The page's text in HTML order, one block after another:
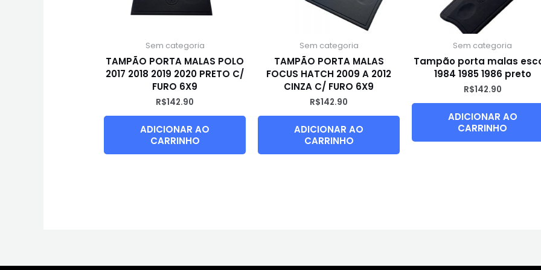
Sem categoria
TAMPÃO PORTA MALAS POLO
2017 2018 2019 2020 PRETO C/
FURO 6X9
R$142.90
ADICIONAR AO
CARRINHO
Sem categoria
TAMPÃO PORTA MALAS
FOCUS HATCH 2009 A 2012
CINZA C/ FURO 6X9
R$142.90
ADICIONAR AO
CARRINHO
Sem categoria
Tampão porta malas
1984 1985 1986 preto
R$142.90
ADICIONAR AO
CARRINHO